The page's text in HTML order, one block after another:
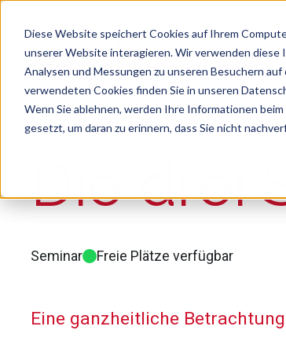
Diese Website speichert Cookies auf Ihrem
unserer Website interagieren. Wir verwenden diese
Analysen und Messungen zu unseren Besuchern
verwendeten Cookies finden Sie in unseren
Wenn Sie ablehnen, werden Ihre Informationen
gesetzt, um daran zu erinnern, dass Sie nicht
Suche
Es gibt keine Vorschläge, da
Die drei
Seminar Freie Plätze verfügbar
Eine ganzheitliche